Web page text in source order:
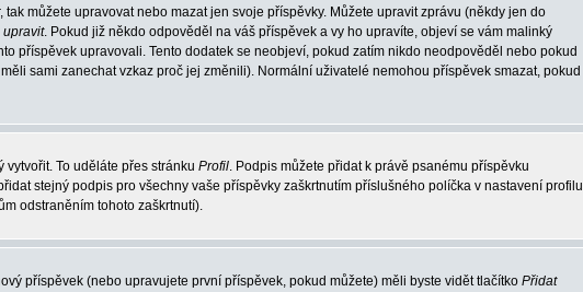
můžete upravovat nebo mazat jen svoje příspěvky. Můžete upravit zprávu (někdy jen do
upravit. Pokud již někdo odpověděl na váš příspěvek a vy ho upravíte, objeví se vám malinký
příspěvek upravovali. Tento dodatek se neobjeví, pokud zatím nikdo neodpověděl nebo pokud
sami zanechat vzkaz proč jej změnili). Normální uživatelé nemohou příspěvek smazat, pokud
To uděláte přes stránku Profil. Podpis můžete přidat k právě psanému příspěvku
stejný podpis pro všechny vaše příspěvky zaškrtnutím příslušného políčka v nastavení profilu
odstraněním tohoto zaškrtnutí).
příspěvek (nebo upravujete první příspěvek, pokud můžete) měli byste vidět tlačítko Přidat